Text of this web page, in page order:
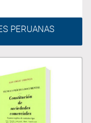
PERUANAS